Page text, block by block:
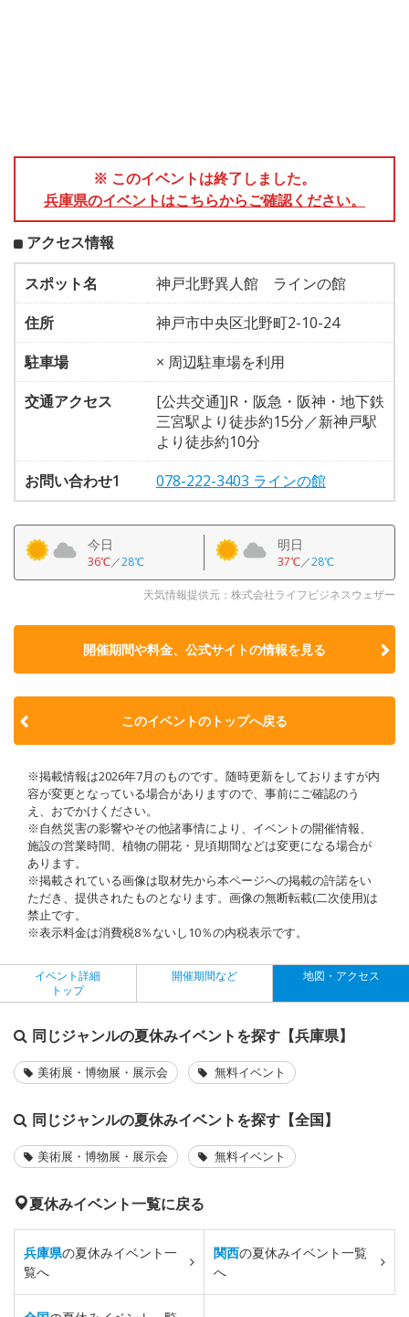
※ このイベントは終了しました。
兵庫県のイベントはこちらからご確認ください。
アクセス情報
スポット名
神戸北野異人館 ラインの館
住所
神戸市中央区北野町2-10-24
駐車場
× 周辺駐車場を利用
交通アクセス
[公共交通]JR・阪急・阪神・地下鉄
三宮駅より徒歩約15分／新神戸駅
より徒歩約10分
お問い合わせ1
078-222-3403 ラインの館
今日
36℃／28℃
明日
37℃／28℃
天気情報提供元：株式会社ライフビジネスウェザー
開催期間や料金、公式サイトの情報を見る
このイベントのトップへ戻る
※掲載情報は2026年7月のものです。随時更新をしておりますが内
容が変更となっている場合がありますので、事前にご確認のう
え、おでかけください。
※自然災害の影響やその他諸事情により、イベントの開催情報、
施設の営業時間、植物の開花・見頃期間などは変更になる場合が
あります。
※掲載されている画像は取材先から本ページへの掲載の許諾をい
ただき、提供されたものとなります。画像の無断転載(二次使用)は
禁止です。
※表示料金は消費税8％ないし10％の内税表示です。
イベント詳細
トップ
開催期間など 地図・アクセス
同じジャンルの夏休みイベントを探す【兵庫県】
美術展・博物展・展示会 無料イベント
同じジャンルの夏休みイベントを探す【全国】
美術展・博物展・展示会 無料イベント
夏休みイベント一覧に戻る
兵庫県の夏休みイベント一
覧へ
関西の夏休みイベント一覧
へ